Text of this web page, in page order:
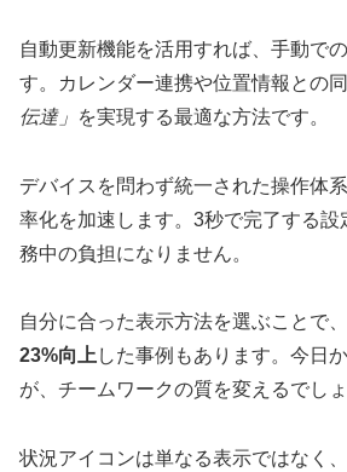
自動更新機能を活用すれば、手動で
す。カレンダー連携や位置情報との同
伝達」 を実現する最適な方法です。
デバイスを問わず統一された操作体
率化を加速します。3秒で完了する設
務中の負担になりません。
自分に合った表示方法を選ぶことで、
23%向上 した事例もあります。今日
が、チームワークの質を変えるでしょ
状況アイコンは単なる表示ではなく